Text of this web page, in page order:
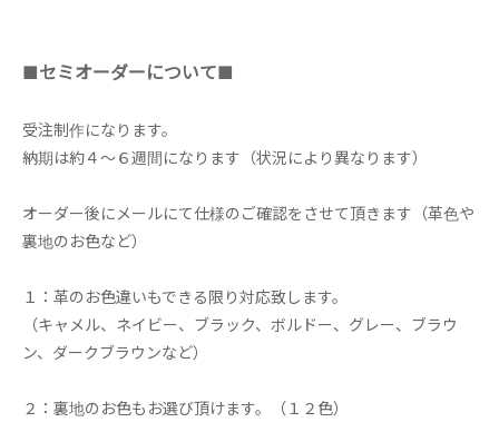
■セミオーダーについて■
受注制作になります。
納期は約４～６週間になります（状況により異なります）
オーダー後にメールにて仕様のご確認をさせて頂きます（革色や
裏地のお色など）
１：革のお色違いもできる限り対応致します。
（キャメル、ネイビー、ブラック、ボルドー、グレー、ブラウ
ン、ダークブラウンなど）
２：裏地のお色もお選び頂けます。（１２色）